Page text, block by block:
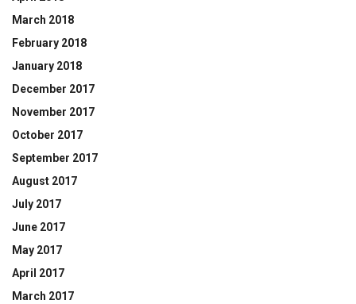
March 2018
February 2018
January 2018
December 2017
November 2017
October 2017
September 2017
August 2017
July 2017
June 2017
May 2017
April 2017
March 2017